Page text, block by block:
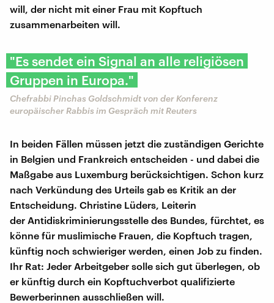
will, der nicht mit einer Frau mit Kopftuch
zusammenarbeiten will.
"Es sendet ein Signal an alle religiösen
Gruppen in Europa."
Chefrabbi Pinchas Goldschmidt von der Konferenz
europäischer Rabbis im Gespräch mit Reuters
In beiden Fällen müssen jetzt die zuständigen Gerichte
in Belgien und Frankreich entscheiden - und dabei die
Maßgabe aus Luxemburg berücksichtigen. Schon kurz
nach Verkündung des Urteils gab es Kritik an der
Entscheidung. Christine Lüders, Leiterin
der Antidiskriminierungsstelle des Bundes, fürchtet, es
könne für muslimische Frauen, die Kopftuch tragen,
künftig noch schwieriger werden, einen Job zu finden.
Ihr Rat: Jeder Arbeitgeber solle sich gut überlegen, ob
er künftig durch ein Kopftuchverbot qualifizierte
Bewerberinnen ausschließen will.